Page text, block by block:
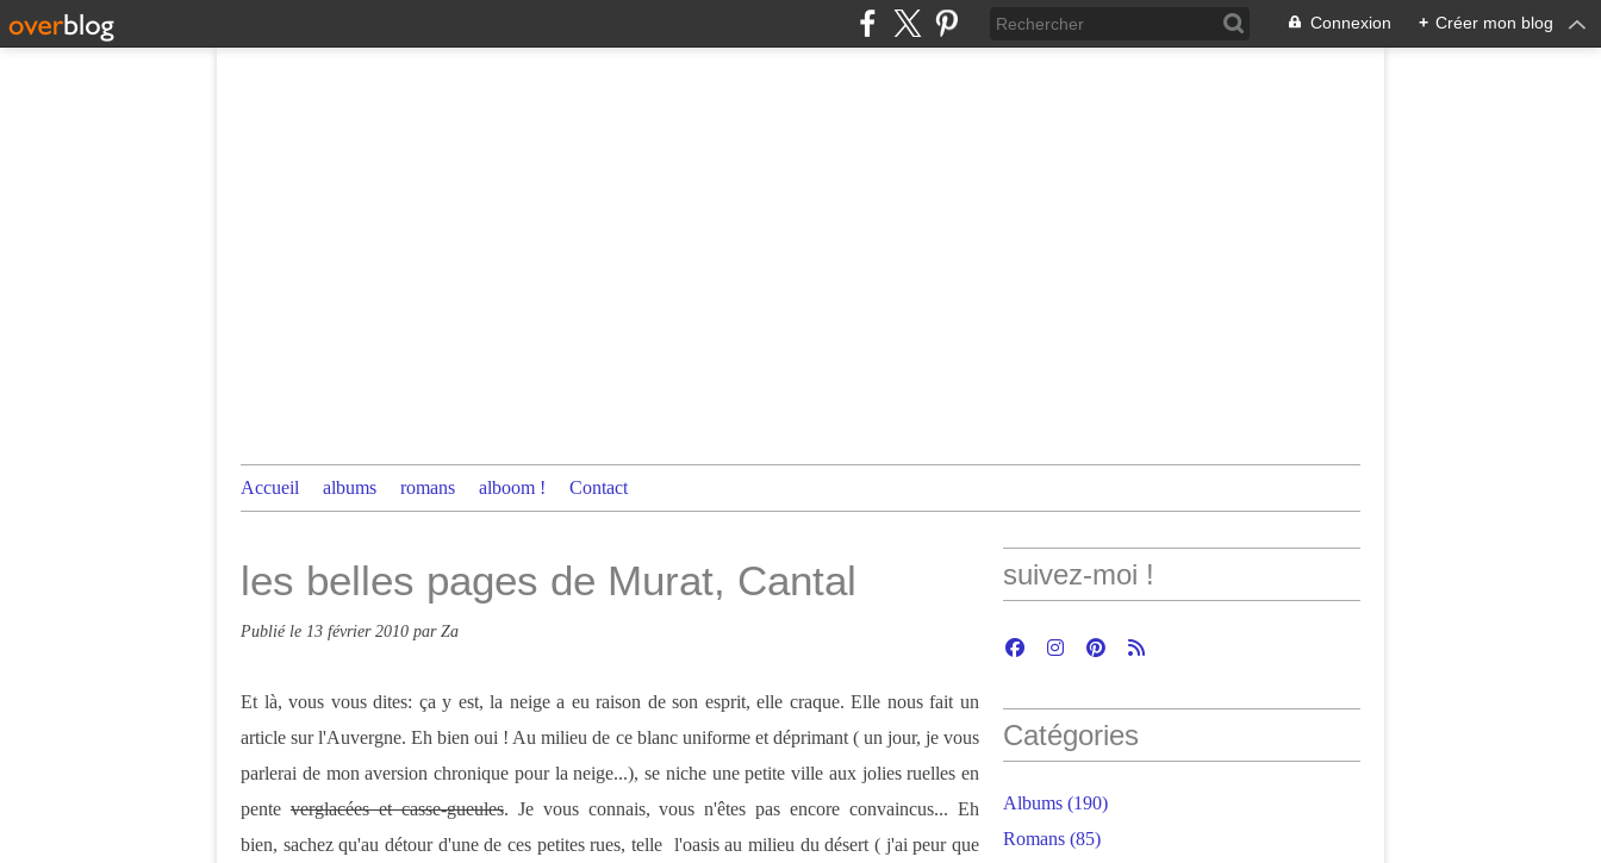
Connexion + Créer mon blog
Accueil albums romans alboom ! Contact
les belles pages de Murat, Cantal
Publié le 13 février 2010 par Za
Et là, vous vous dites: ça y est, la neige a eu raison de son esprit, elle craque. Elle nous fait un
article sur l'Auvergne. Eh bien oui ! Au milieu de ce blanc uniforme et déprimant ( un jour, je vous
parlerai de mon aversion chronique pour la neige...), se niche une petite ville aux jolies ruelles en
pente verglacées et casse-gueules. Je vous connais, vous n'êtes pas encore convaincus... Eh
bien, sachez qu'au détour d'une de ces petites rues, telle l'oasis au milieu du désert ( j'ai peur que
suivez-moi !
Catégories
Albums (190)
Romans (85)